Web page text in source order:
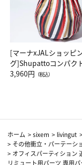
[マーナxJALショッピ
グ]Shupattoコンパク
Drop JAL客室乗務員（
3,960円 （税込）
ホーム >sixem > livingut
> その他衝立・パーテーシ
> オフィスパーティション
リミュート用パーツ 専用